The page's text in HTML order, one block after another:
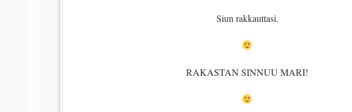
Siun rakkauttasi.
RAKASTAN SINNUU MARI!